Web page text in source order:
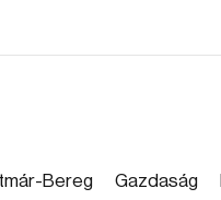
Bereg Gazdaság